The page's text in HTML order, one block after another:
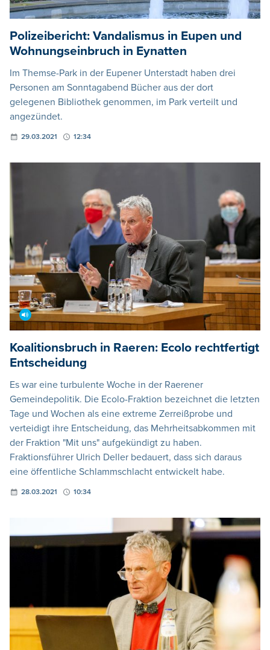
Polizeibericht: Vandalismus in Eupen und
Wohnungseinbruch in Eynatten
Im Themse-Park in der Eupener Unterstadt haben drei
Personen am Sonntagabend Bücher aus der dort
gelegenen Bibliothek genommen, im Park verteilt und
angezündet.
29.03.2021 12:34
Koalitionsbruch in Raeren: Ecolo rechtfertigt
Entscheidung
Es war eine turbulente Woche in der Raerener
Gemeindepolitik. Die Ecolo-Fraktion bezeichnet die letzten
Tage und Wochen als eine extreme Zerreißprobe und
verteidigt ihre Entscheidung, das Mehrheitsabkommen mit
der Fraktion "Mit uns" aufgekündigt zu haben.
Fraktionsführer Ulrich Deller bedauert, dass sich daraus
eine öffentliche Schlammschlacht entwickelt habe.
28.03.2021 10:34